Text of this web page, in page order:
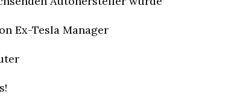
Ex-Tesla Manager